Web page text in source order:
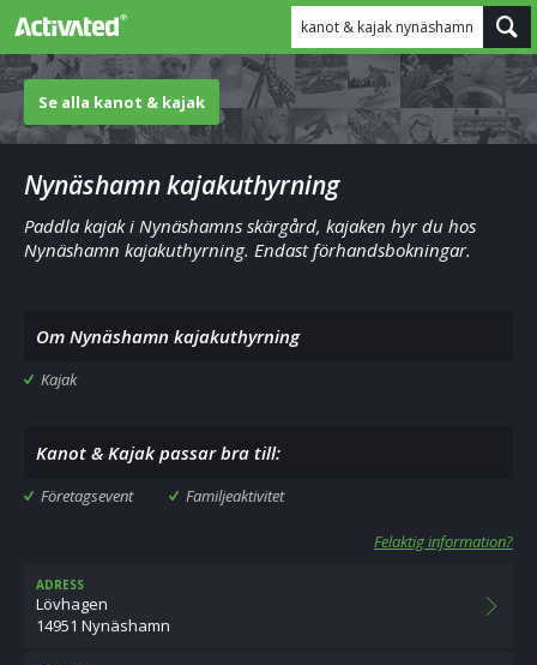
kanot & kajak nynäshamn
Se alla kanot & kajak
Nynäshamn kajakuthyrning
Paddla kajak i Nynäshamns skärgård, kajaken hyr du hos
Nynäshamn kajakuthyrning. Endast förhandsbokningar.
Om Nynäshamn kajakuthyrning
Kajak
Kanot & Kajak passar bra till:
Företagsevent Familjeaktivitet
Felaktig information?
ADRESS
Lövhagen
14951 Nynäshamn